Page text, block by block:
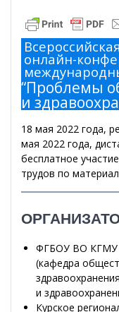
онлайн-
“Проблемы
и
18 мая 2022 года,
мая 2022 года,
бесплатное
трудов по
ФГБОУ ВО КГМУ
(кафедра
и
Курское